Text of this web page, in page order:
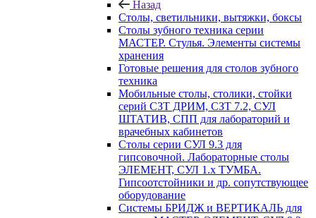
Назад
Cтолы, светильники, вытяжки, боксы
Столы зубного техника серии
МАСТЕР. Стулья. Элементы системы
хранения
Готовые решения для столов зубного
техника
Мобильные столы, столики, стойки
серий СЗТ ДРИМ, СЗТ 7.2, СУЛ
ШТАТИВ, СПП для лабораторий и
врачебных кабинетов
Столы серии СУЛ 9.3 для
гипсовочной. Лабораторные столы
ЭЛЕМЕНТ, СУЛ 1.х ТУМБА.
Гипсоотстойники и др. сопутствующее
оборудование
Системы БРИДЖ и ВЕРТИКАЛЬ для